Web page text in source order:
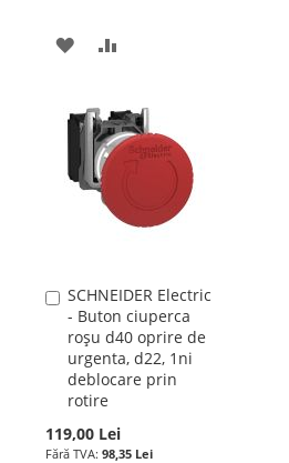
ADAUGATI
LISTA
DE
DORINTE
COMPARARE
SCHNEIDER Electric
- Buton ciuperca
roșu d40 oprire de
urgenta, d22, 1ni
deblocare prin
rotire
119,00 Lei
98,35 Lei
Adauga
în
cos